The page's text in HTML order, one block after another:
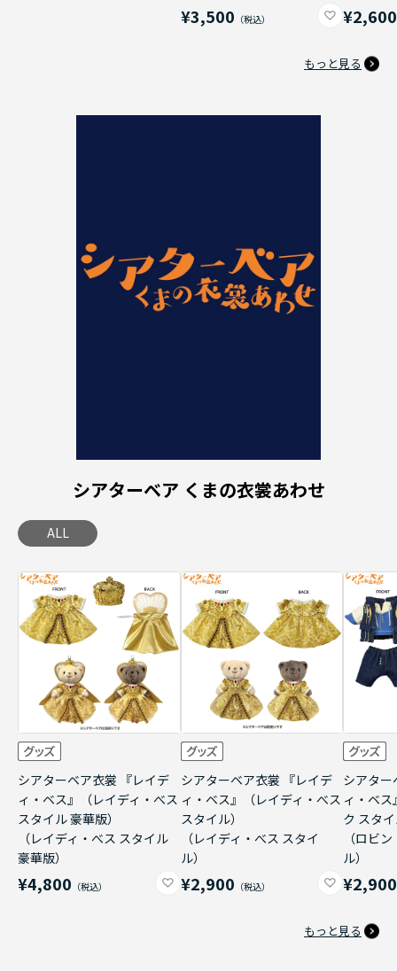
¥3,500 ¥2,600
もっと見る
シアターベア くまの衣裳あわせ
ALL
シアターベア衣裳 『レイデ
ィ・ベス』（レイディ・べス
スタイル 豪華版）
（レイディ・べス スタイル
豪華版）
¥4,800
シアターベア衣裳 『レイデ
ィ・ベス』（レイディ・べス
スタイル）
（レイディ・べス スタイ
ル）
¥2,900
シアター
ィ・ベ
ク スタ
（ロビ
ル）
¥2,900
もっと見る